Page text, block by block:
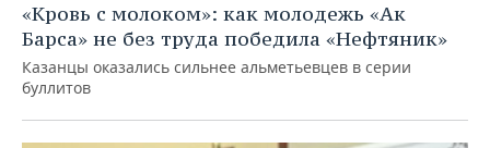
«Кровь с молоком»: как молодежь «Ак
Барса» не без труда победила «Нефтяник»
Казанцы оказались сильнее альметьевцев в серии
буллитов